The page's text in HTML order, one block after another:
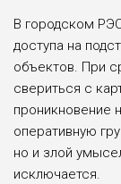
В городском
доступа на
объектов. При
свериться с
проникновение
оперативную
но и злой
исключается.